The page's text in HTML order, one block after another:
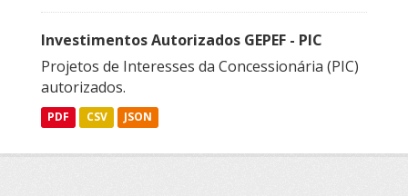
Investimentos Autorizados GEPEF - PIC
Projetos de Interesses da Concessionária (PIC)
autorizados.
PDF CSV JSON